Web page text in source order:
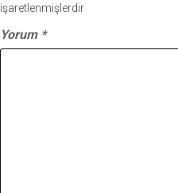
işaretlenmişlerdir
Yorum *